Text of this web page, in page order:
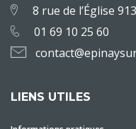
8 rue de l’Église
01 69 10 25 60
LIENS UTILES